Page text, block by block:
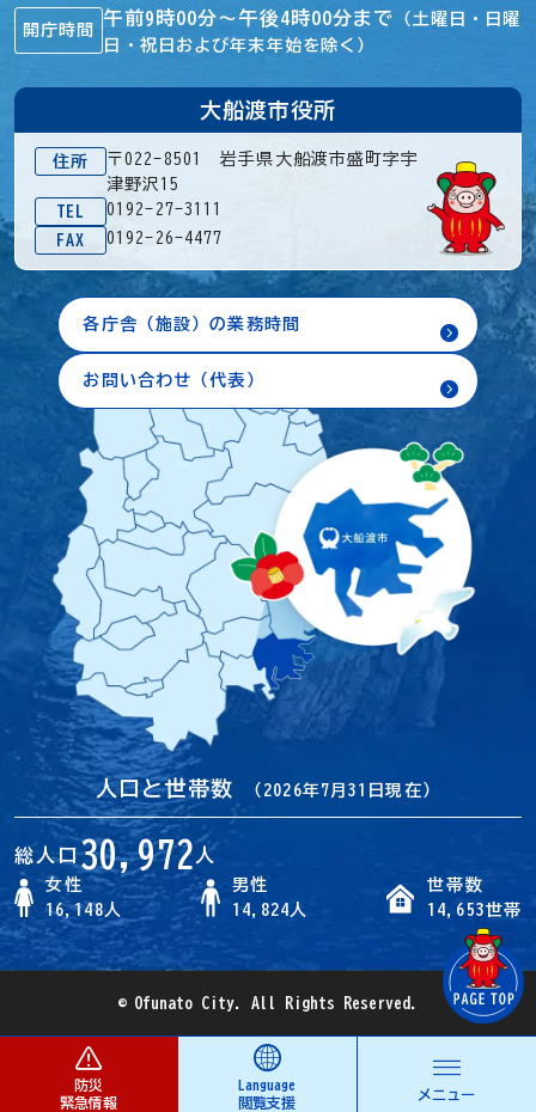
防災
緊急情報
Language
閲覧支援
メニュー
開庁時間
午前9時00分～午後4時00分まで
（土曜日・日曜
日・祝日および年末年始を除く）
大船渡市役所
住所
〒022-8501 岩手県大船渡市盛町字宇
津野沢15
TEL
0192-27-3111
FAX
0192-26-4477
各庁舎（施設）の業務時間
お問い合わせ（代表）
人口と世帯数 （2026年7月31日現在）
総人口30,972人
女性
16,148人
男性
14,824人
世帯数
14,653世帯
© Ofunato City. All Rights Reserved.